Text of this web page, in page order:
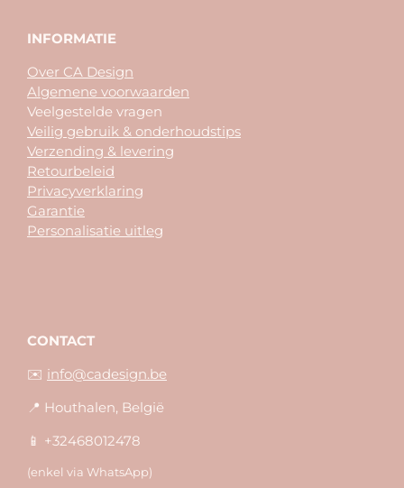
INFORMATIE
Over CA Design
Algemene voorwaarden
Veelgestelde vragen
Veilig gebruik & onderhoudstips
Verzending & levering
Retourbeleid
Privacyverklaring
Garantie
Personalisatie uitleg
CONTACT
✉️ info@cadesign.be
📍 Houthalen, België
📱 +32468012478
(enkel via WhatsApp)